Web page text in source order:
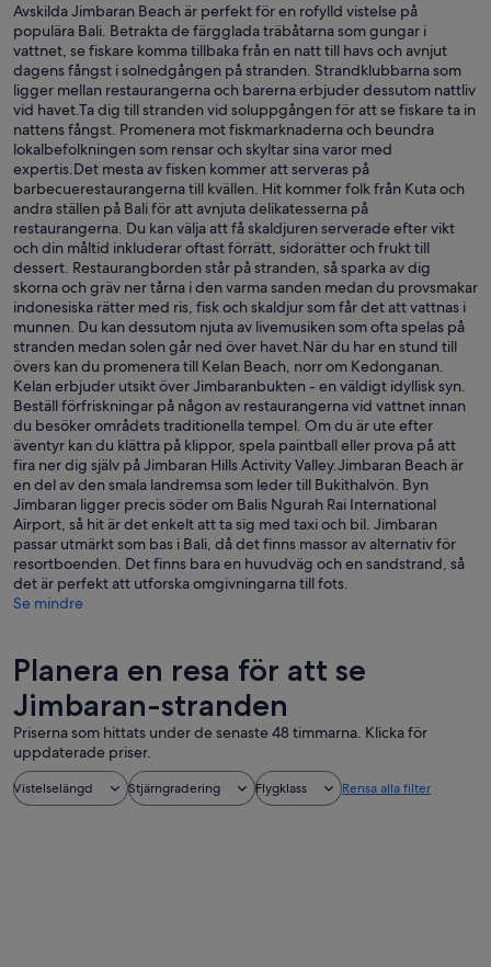
Avskilda Jimbaran Beach är perfekt för en rofylld vistelse på
populära Bali. Betrakta de färgglada träbåtarna som gungar i
vattnet, se fiskare komma tillbaka från en natt till havs och avnjut
dagens fångst i solnedgången på stranden. Strandklubbarna som
ligger mellan restaurangerna och barerna erbjuder dessutom nattliv
vid havet.Ta dig till stranden vid soluppgången för att se fiskare ta in
nattens fångst. Promenera mot fiskmarknaderna och beundra
lokalbefolkningen som rensar och skyltar sina varor med
expertis.Det mesta av fisken kommer att serveras på
barbecuerestaurangerna till kvällen. Hit kommer folk från Kuta och
andra ställen på Bali för att avnjuta delikatesserna på
restaurangerna. Du kan välja att få skaldjuren serverade efter vikt
och din måltid inkluderar oftast förrätt, sidorätter och frukt till
dessert. Restaurangborden står på stranden, så sparka av dig
skorna och gräv ner tårna i den varma sanden medan du provsmakar
indonesiska rätter med ris, fisk och skaldjur som får det att vattnas i
munnen. Du kan dessutom njuta av livemusiken som ofta spelas på
stranden medan solen går ned över havet.När du har en stund till
övers kan du promenera till Kelan Beach, norr om Kedonganan.
Kelan erbjuder utsikt över Jimbaranbukten - en väldigt idyllisk syn.
Beställ förfriskningar på någon av restaurangerna vid vattnet innan
du besöker områdets traditionella tempel. Om du är ute efter
äventyr kan du klättra på klippor, spela paintball eller prova på att
fira ner dig själv på Jimbaran Hills Activity Valley.Jimbaran Beach är
en del av den smala landremsa som leder till Bukithalvön. Byn
Jimbaran ligger precis söder om Balis Ngurah Rai International
Airport, så hit är det enkelt att ta sig med taxi och bil. Jimbaran
passar utmärkt som bas i Bali, då det finns massor av alternativ för
resortboenden. Det finns bara en huvudväg och en sandstrand, så
det är perfekt att utforska omgivningarna till fots.
Se mindre
Planera en resa för att se
Jimbaran-stranden
Priserna som hittats under de senaste 48 timmarna. Klicka för
uppdaterade priser.
Vistelselängd Stjärngradering Flygklass Rensa alla filter